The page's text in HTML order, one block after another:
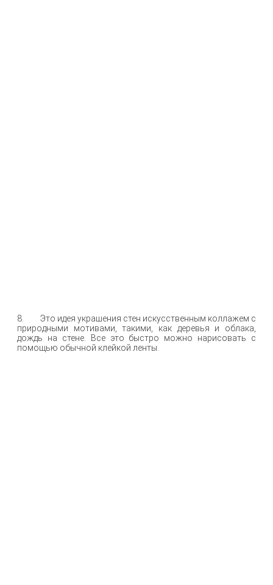
8. Это идея украшения стен искусственным коллажем с
природными мотивами, такими, как деревья и облака,
дождь на стене. Все это быстро можно нарисовать с
помощью обычной клейкой ленты.